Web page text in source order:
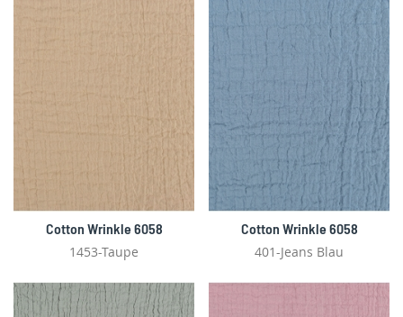
Cotton Wrinkle 6058
1453-Taupe
Cotton Wrinkle 6058
401-Jeans Blau